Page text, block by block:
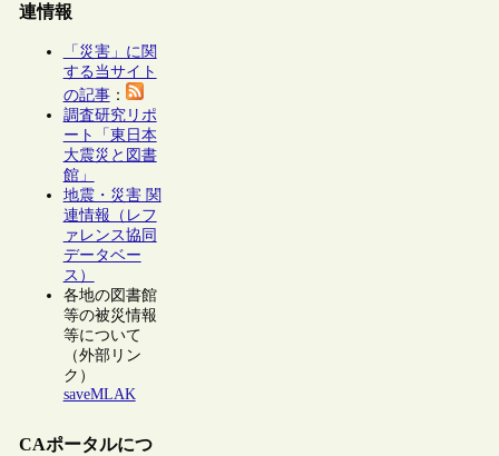
連情報
「災害」に関
する当サイト
の記事：
調査研究リポ
ート「東日本
大震災と図書
館」
地震・災害 関
連情報（レフ
ァレンス協同
データベー
ス）
各地の図書館
等の被災情報
等について
（外部リン
ク）
saveMLAK
CAポータルにつ